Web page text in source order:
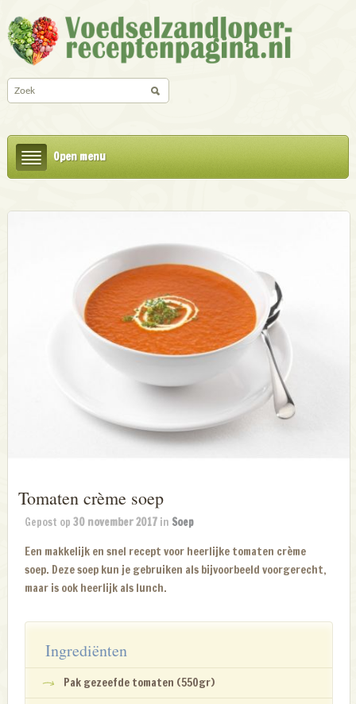
Open menu
Tomaten crème soep
Gepost op30 november 2017 in Soep
Een makkelijk en snel recept voor heerlijke tomaten crème
soep. Deze soep kun je gebruiken als bijvoorbeeld voorgerecht,
maar is ook heerlijk als lunch.
Ingrediënten
Pak gezeefde tomaten (550gr)